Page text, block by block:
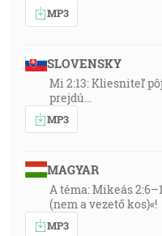
MP3
SLOVENSKY
Mi 2:13: Kliesniteľ
prejdú…
MP3
MAGYAR
A téma: Mikeás
(nem a vezető kos)«!
MP3